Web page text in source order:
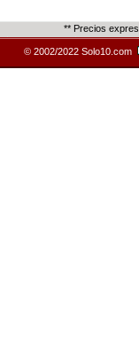
** Precios
© 2002/2022 Solo10.com